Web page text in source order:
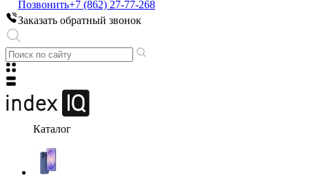
Позвонить+7 (862) 27-77-268
Заказать обратный звонок
Каталог